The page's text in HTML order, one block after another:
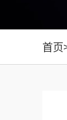
首页